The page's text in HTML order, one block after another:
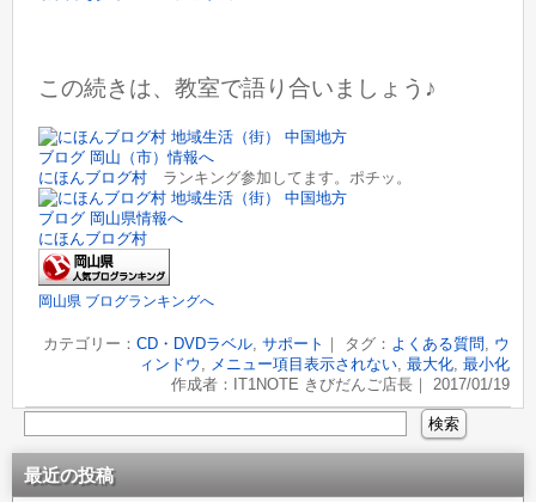
この続きは、教室で語り合いましょう♪
にほんブログ村 ランキング参加してます。ポチッ。
にほんブログ村
岡山県 ブログランキングへ
カテゴリー： CD・DVDラベル, サポート ｜ タグ： よくある質問, ウ
ィンドウ , メニュー項目表示されない, 最大化, 最小化
作成者：IT1NOTE きびだんご店長｜ 2017/01/19
最近の投稿